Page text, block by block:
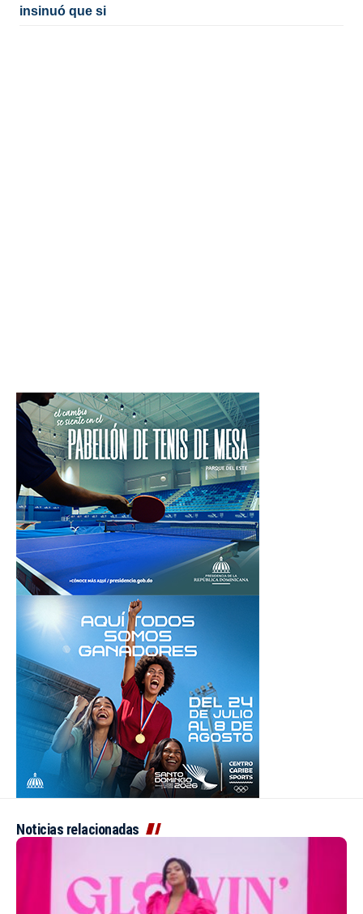
insinuó que si
Noticias relacionadas